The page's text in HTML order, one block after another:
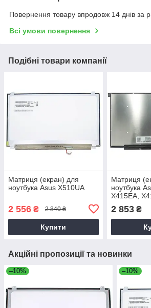
Повернення товару впродовж 14 днів за
Всі умови повернення
Подібні товари компанії
Матриця (екран) для
ноутбука Asus X510UA
2 556 ₴ 2 840 ₴
Купити
Матриця
ноутбука
X415EA,
X415JF,
X415MA,
2 853₴
Акційні пропозиції та новинки
–10% –10%